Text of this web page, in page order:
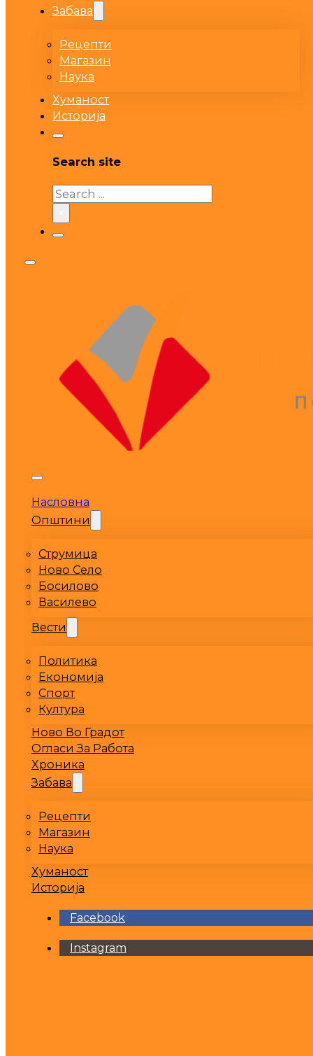
Забава
Рецепти
Магазин
Наука
Хуманост
Историја
Search site
Search
Насловна
Општини
Струмица
Ново Село
Босилово
Василево
Вести
Политика
Економија
Спорт
Култура
Ново Во Градот
Огласи За Работа
Хроника
Забава
Рецепти
Магазин
Наука
Хуманост
Историја
Facebook
Instagram